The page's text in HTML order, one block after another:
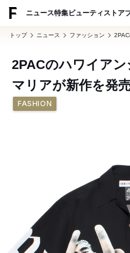
ニュース特集ビューティ ストア
トップ ニュース ファッション
2PACのハワイア
マリアが新作を発
FASHION